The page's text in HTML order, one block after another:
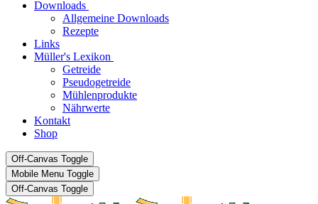
Downloads
Allgemeine Downloads
Rezepte
Links
Müller's Lexikon
Getreide
Pseudogetreide
Mühlenprodukte
Nährwerte
Kontakt
Shop
Off-Canvas Toggle
Mobile Menu Toggle
Off-Canvas Toggle